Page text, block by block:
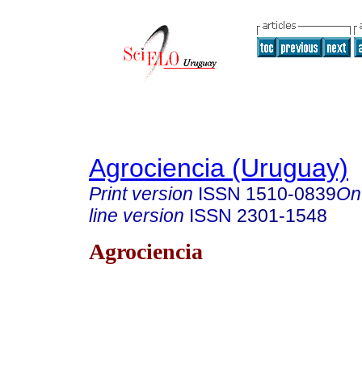
Agrociencia (Uruguay)
Print version ISSN 1510-0839
line version ISSN 2301-1548
Agrociencia